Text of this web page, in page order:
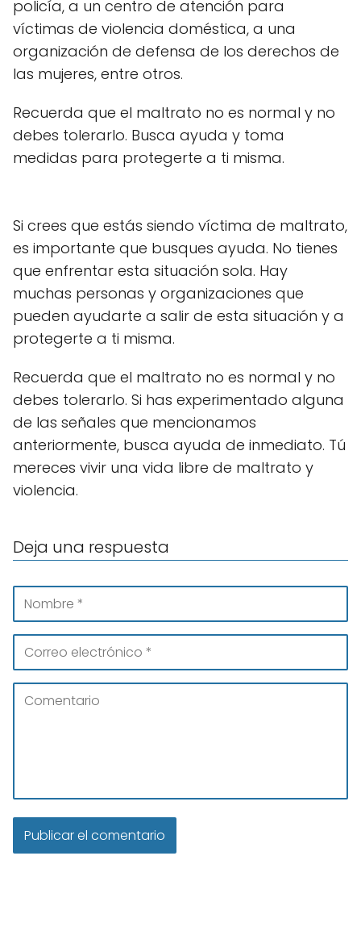
policía, a un centro de atención para
víctimas de violencia doméstica, a una
organización de defensa de los derechos de
las mujeres, entre otros.
Recuerda que el maltrato no es normal y no
debes tolerarlo. Busca ayuda y toma
medidas para protegerte a ti misma.
Si crees que estás siendo víctima de maltrato,
es importante que busques ayuda. No tienes
que enfrentar esta situación sola. Hay
muchas personas y organizaciones que
pueden ayudarte a salir de esta situación y a
protegerte a ti misma.
Recuerda que el maltrato no es normal y no
debes tolerarlo. Si has experimentado alguna
de las señales que mencionamos
anteriormente, busca ayuda de inmediato. Tú
mereces vivir una vida libre de maltrato y
violencia.
Deja una respuesta